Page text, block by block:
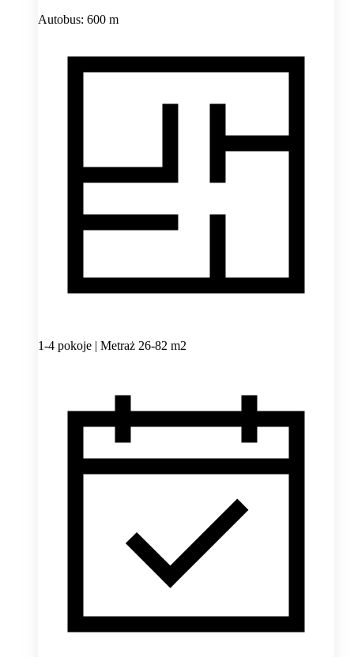
Autobus: 600 m
1-4 pokoje | Metraż 26-82 m2